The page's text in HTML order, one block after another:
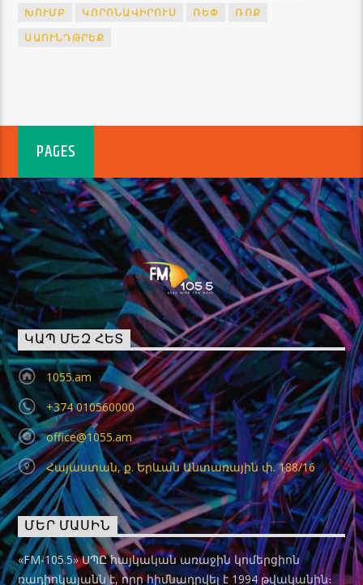
ԽՈՒՄԲ
ԿՈՐՈՆԱՎԻՐՈՒՍ ՌԵՓ
ՌՈՔ
ՍԱՈՒՆԴԹՐԵՔ
PAGES
ԿԱՊ ՄԵԶ ՀԵՏ
1055.am
+374 010560000
office@1055.am
Հայաստան, ք. Երևան Անտառային փ. 188/16
ՄԵՐ ՄԱՍԻՆ
«FM-105.5» ՍՊԸ հայկական առաջին կոմերցիոն
ռադիոկայանն է, որը հիմնադրվել է 1994 թվականին։